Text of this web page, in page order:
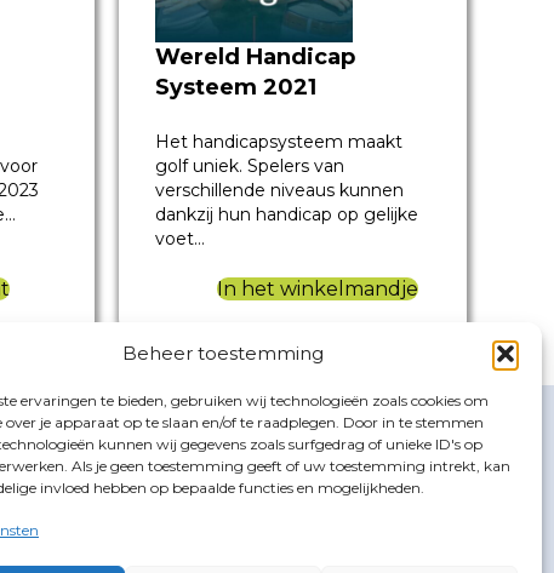
Beheer toestemming
ervaringen te bieden, gebruiken wij technologieën zoals cookies om
je apparaat op te slaan en/of te raadplegen. Door in te stemmen
kunnen wij gegevens zoals surfgedrag of unieke ID's op
Als je geen toestemming geeft of uw toestemming intrekt, kan
invloed hebben op bepaalde functies en mogelijkheden.
Wereld Handicap
Systeem 2021
Het handicapsysteem maakt
golf uniek. Spelers van
verschillende niveaus kunnen
dankzij hun handicap op gelijke
voet…
In het winkelmandje
GOLFBOEKEN.NL
E-mail
info@golfboeken.nl